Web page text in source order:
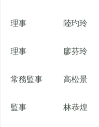
理事 陸玓玲
理事 廖芬玲
常務監事 高松景
監事 林恭煌